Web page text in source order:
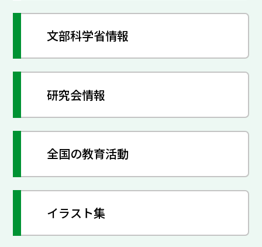
文部科学省情報
研究会情報
全国の教育活動
イラスト集